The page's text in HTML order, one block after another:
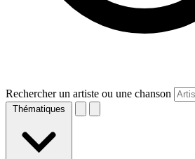
Rechercher un artiste ou une chanson
Thématiques